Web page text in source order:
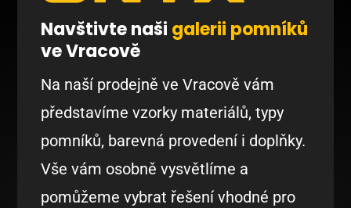
Navštivte naši galerii pomníků
ve Vracově
Na naší prodejně ve Vracově vám
představíme vzorky materiálů, typy
pomníků, barevná provedení i doplňky.
Vše vám osobně vysvětlíme a
pomůžeme vybrat řešení vhodné pro